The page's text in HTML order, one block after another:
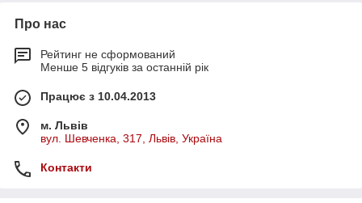
Про нас
Рейтинг не сформований
Менше 5 відгуків за останній рік
Працює з 10.04.2013
м. Львів
вул. Шевченка, 317, Львів, Україна
Контакти